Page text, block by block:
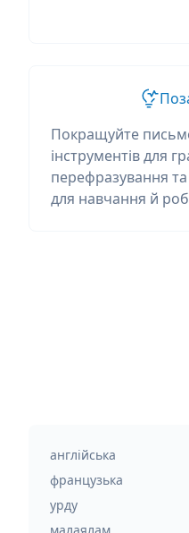
Покращуйте
інструментів для
перефразування
для навчання й
англійська
французька
урду